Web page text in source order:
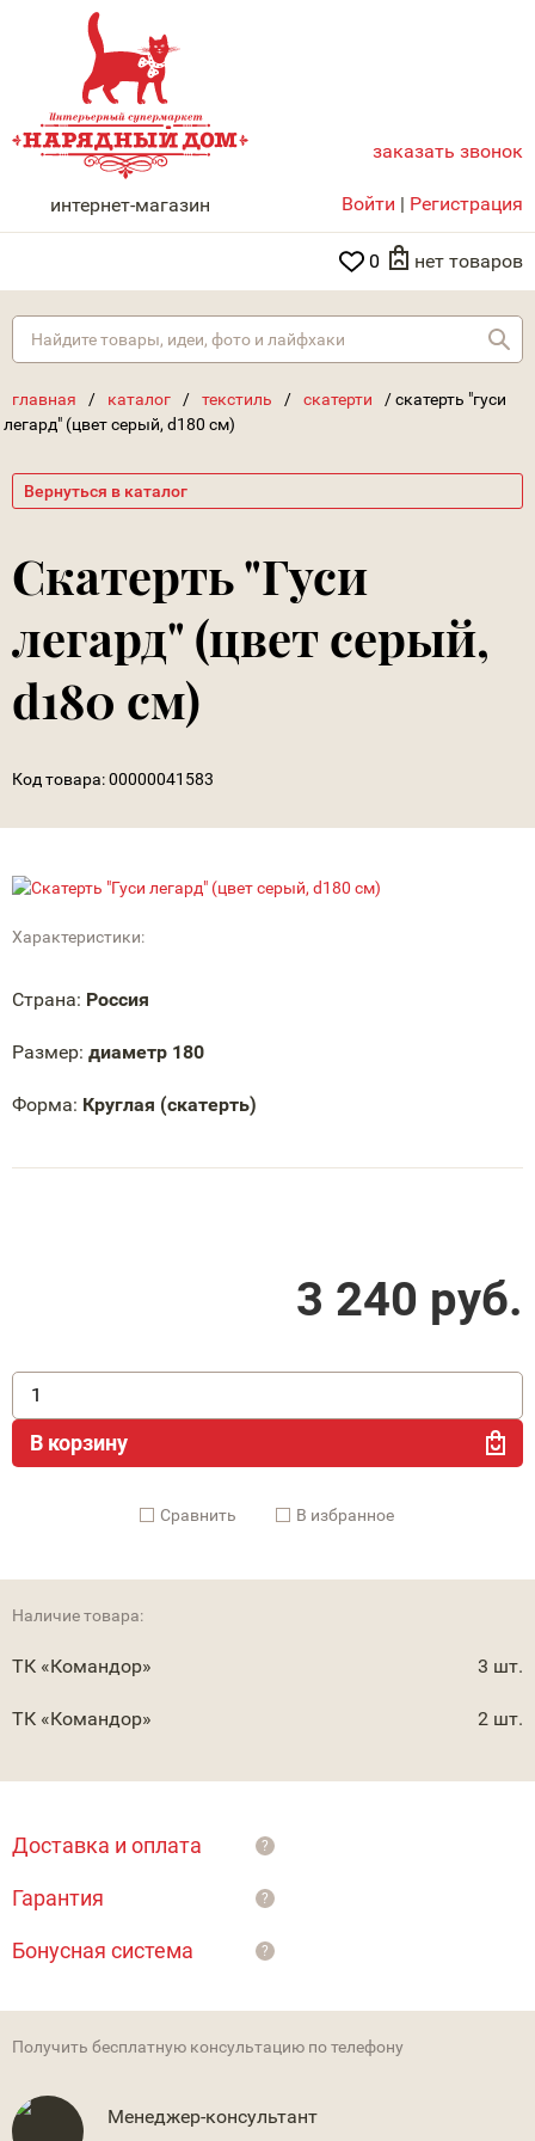
НАРЯДНЫЙ ДОМ
интернет-магазин
заказать звонок
Войти | Регистрация
0 нет товаров
главная / каталог / текстиль / скатерти /скатерть "гуси
легард" (цвет серый, d180 см)
Вернуться в каталог
Скатерть "Гуси
легард" (цвет серый,
d180 см)
Код товара:00000041583
Характеристики:
Страна: Россия
Размер: диаметр 180
Форма: Круглая (скатерть)
3 240 руб.
В корзину
Cравнить В избранное
Наличие товара:
ТК «Командор» 3 шт.
ТК «Командор» 2 шт.
Доставка и оплата ?
Гарантия ?
Бонусная система ?
Получить бесплатную консультацию по телефону
Менеджер-консультант